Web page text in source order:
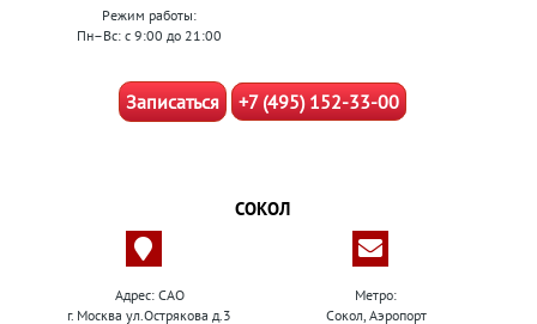
Режим работы:
Пн–Вс: с 9:00 до 21:00
Записаться +7 (495) 152-33-00
СОКОЛ
Адрес: САО
г. Москва ул.Острякова д.3
Метро:
Сокол, Аэропорт